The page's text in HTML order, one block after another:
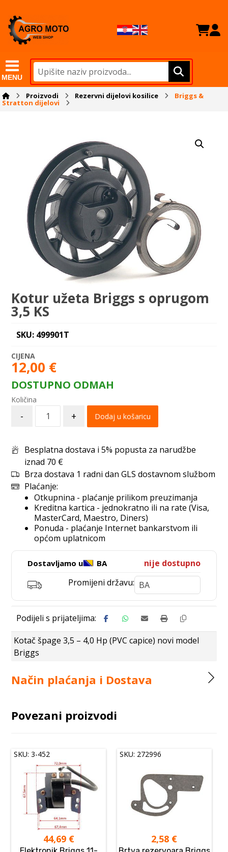
MENU
Proizvodi Rezervni dijelovi kosilice Briggs &
Stratton dijelovi
Kotur užeta Briggs s oprugom
3,5 KS
SKU: 499901T
12,00 €
DOSTUPNO ODMAH
- + Dodaj u košaricu
Besplatna dostava i 5% popusta za narudžbe
iznad 70 €
Brza dostava 1 radni dan GLS dostavnom službom
Plaćanje:
Otkupnina - plaćanje prilikom preuzimanja
Kreditna kartica - jednokratno ili na rate (Visa,
MasterCard, Maestro, Diners)
Ponuda - plaćanje Internet bankarstvom ili
općom uplatnicom
Dostavljamo u BA
nije dostupno
Promijeni državu:
Kotač špage 3,5 – 4,0 Hp (PVC capice) novi model
Briggs
Način plaćanja i Dostava
Povezani proizvodi
SKU: 3-452
44,69 €
SKU: 272996
2,58 €